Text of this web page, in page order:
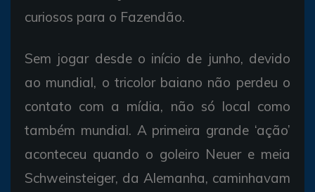
curiosos para o Fazendão.
Sem jogar desde o início de junho, devido
ao mundial, o tricolor baiano não perdeu o
contato com a mídia, não só local como
também mundial. A primeira grande ‘ação’
aconteceu quando o goleiro Neuer e meia
Schweinsteiger, da Alemanha, caminhavam